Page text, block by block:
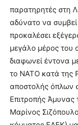
παρατηρητές στη
αδύνατο να συμβεί
προκαλέσει
μεγάλο μέρος του
διαφωνεί έντονα
το ΝΑΤΟ κατά της
αποστολής όπλων
Επιτροπής
Μαρίνος